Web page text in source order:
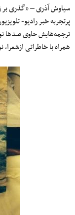
سیاوش آذری – «گذری بر
پرتجربه خبر رادیو-
ترجمه‌هایش حاوی صد‌ها
همراه با خاطراتی